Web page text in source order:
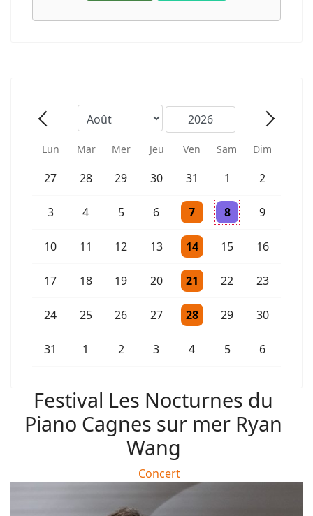
Précédent - Mois
Année
Suivant
Lun Mar Mer Jeu Ven Sam Dim
27 28 29 30 31
Un évènement
1 2
3 4 5 6 7
Un évènement
8
Un évènement
9
10 11 12 13 14
Un évènement
15 16
17 18 19 20 21
Un évènement
22 23
24 25 26 27 28
Un évènement
29 30
31 1 2 3 4
Un évènement
5 6
Festival Les Nocturnes du
Piano Cagnes sur mer Ryan
Wang
Concert